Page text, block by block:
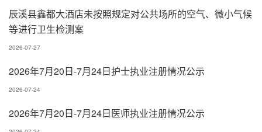
辰溪县鑫都大酒店未按照规定对公共场所的空气、微小气候
等进行卫生检测案
2026-07-27
2026年7月20日-7月24日护士执业注册情况公示
2026-07-24
2026年7月20日-7月24日医师执业注册情况公示